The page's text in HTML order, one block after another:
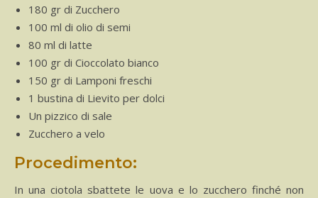
180 gr di Zucchero
100 ml di olio di semi
80 ml di latte
100 gr di Cioccolato bianco
150 gr di Lamponi freschi
1 bustina di Lievito per dolci
Un pizzico di sale
Zucchero a velo
Procedimento:
In una ciotola sbattete le uova e lo zucchero finché non